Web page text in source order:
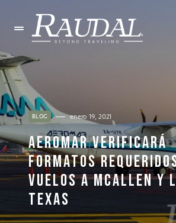
BLOG enero 19, 2021
AEROMAR VERIFICARÁ
FORMATOS
VUELOS A MCALLEN Y
TEXAS